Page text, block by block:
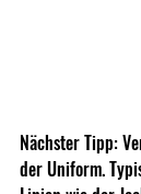
Nächster Tipp:
der Uniform.